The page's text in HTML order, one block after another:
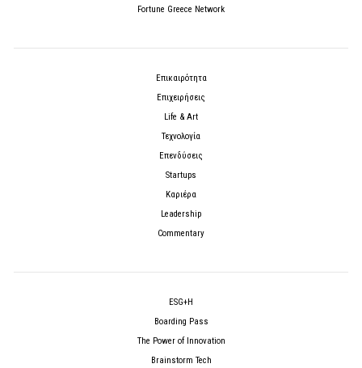
Fortune Greece Network
Επικαιρότητα
Επιχειρήσεις
Life & Art
Τεχνολογία
Επενδύσεις
Startups
Καριέρα
Leadership
Commentary
ESG+H
Boarding Pass
The Power of Innovation
Brainstorm Tech